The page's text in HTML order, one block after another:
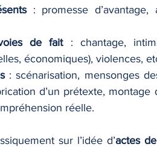
: promesse d’avantage,
de fait : chantage,
économiques), violences,
: scénarisation, mensonges
d’un prétexte,
réelle.
sur l’idée d’actes